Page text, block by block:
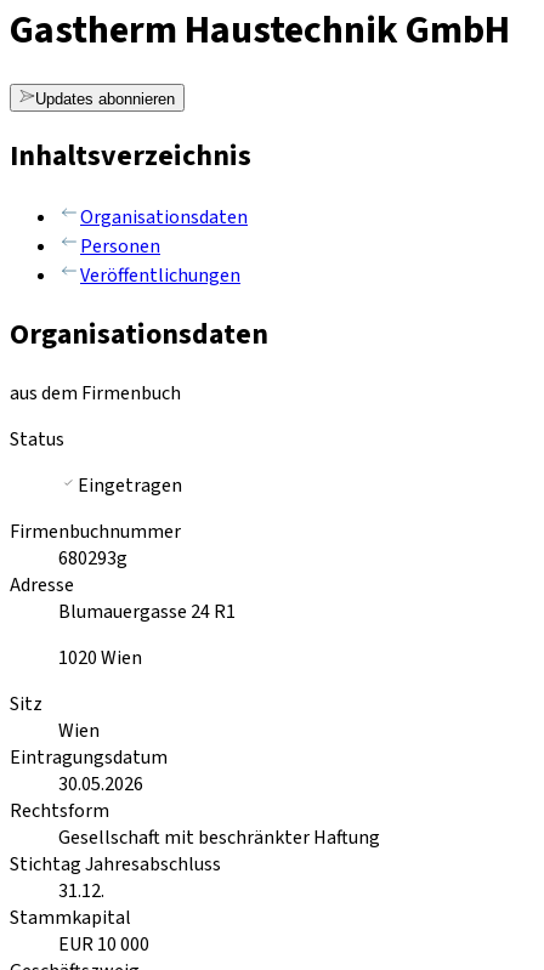
Gastherm Haustechnik GmbH
Updates abonnieren
Inhaltsverzeichnis
Organisationsdaten
Personen
Veröffentlichungen
Organisationsdaten
aus dem Firmenbuch
Status
Eingetragen
Firmenbuchnummer
680293g
Adresse
Blumauergasse 24 R1
1020Wien
Sitz
Wien
Eintragungsdatum
30.05.2026
Rechtsform
Gesellschaft mit beschränkter Haftung
Stichtag Jahresabschluss
31.12.
Stammkapital
EUR 10 000